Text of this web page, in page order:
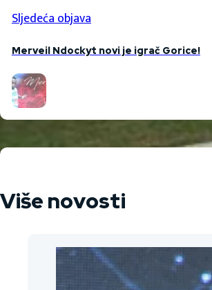
Sljedeća objava
Merveil Ndockyt novi je igrač Gorice!
Više novosti